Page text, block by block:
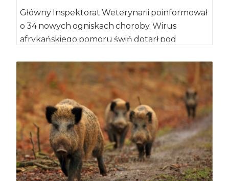
Główny Inspektorat Weterynarii poinformował
o 34 nowych ogniskach choroby. Wirus
afrykańskiego pomoru świń dotarł pod